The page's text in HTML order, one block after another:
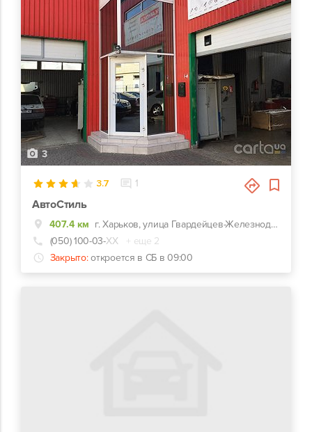
3
3.7 1
АвтоСтиль
407.4 км
г. Харьков, улица Гвардейцев-Железнодорожников, 11, Красно-зеленый комплекс СТО-Автомойка-Автомагазин. Недалеко от перекрестка Макдональдс на ЮЖД.
(050) 100-03-ХХ
+ еще 2
Закрыто: откроется в СБ в 09:00